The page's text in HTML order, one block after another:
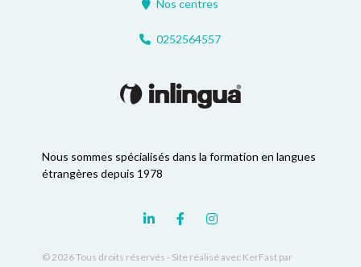
Nous sommes spécialisés dans la formation en langues
étrangères depuis 1978
© 2026 Tous droits réservés - Site réalisé avec KerFast par
Nos centres
0252564557